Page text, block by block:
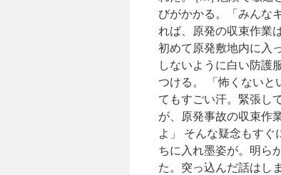
びがかかる。「みんな
れば、原発の収束作
初めて原発敷地内に入
しないように白い防護
つける。 「怖くないと
てもすごい汗。緊張し
が、原発事故の収束作
よ」 そんな疑念もす
ちに入れ墨姿が。明ら
た。突っ込んだ話はし